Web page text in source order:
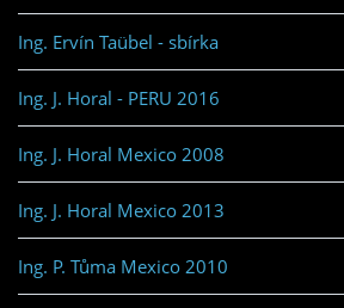
Ing. Ervín Taübel - sbírka
Ing. J. Horal - PERU 2016
Ing. J. Horal Mexico 2008
Ing. J. Horal Mexico 2013
Ing. P. Tůma Mexico 2010